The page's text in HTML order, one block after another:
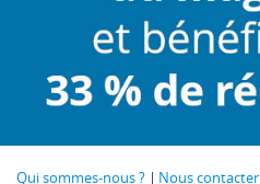
Qui sommes-nous ? Nous contacter